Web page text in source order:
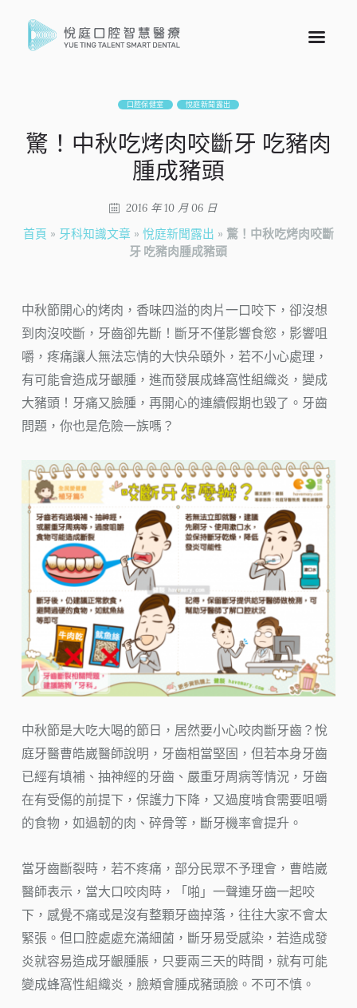
口腔保健室 悅庭新聞露出
驚！中秋吃烤肉咬斷牙 吃豬肉
腫成豬頭
2016 年 10 月 06 日
首頁 » 牙科知識文章 » 悅庭新聞露出 » 驚！中秋吃烤肉咬斷
牙 吃豬肉腫成豬頭
中秋節開心的烤肉，香味四溢的肉片一口咬下，卻沒想
到肉沒咬斷，牙齒卻先斷！斷牙不僅影響食慾，影響咀
嚼，疼痛讓人無法忘情的大快朵頤外，若不小心處理，
有可能會造成牙齦腫，進而發展成蜂窩性組織炎，變成
大豬頭！牙痛又臉腫，再開心的連續假期也毀了。牙齒
問題，你也是危險一族嗎？
中秋節是大吃大喝的節日，居然要小心咬肉斷牙齒？悅
庭牙醫曹皓崴醫師說明，牙齒相當堅固，但若本身牙齒
已經有填補、抽神經的牙齒、嚴重牙周病等情況，牙齒
在有受傷的前提下，保護力下降，又過度啃食需要咀嚼
的食物，如過韌的肉、碎骨等，斷牙機率會提升。
當牙齒斷裂時，若不疼痛，部分民眾不予理會，曹皓崴
醫師表示，當大口咬肉時，「啪」一聲連牙齒一起咬
下，感覺不痛或是沒有整顆牙齒掉落，往往大家不會太
緊張。但口腔處處充滿細菌，斷牙易受感染，若造成發
炎就容易造成牙齦腫脹，只要兩三天的時間，就有可能
變成蜂窩性組織炎，臉頰會腫成豬頭臉。不可不慎。